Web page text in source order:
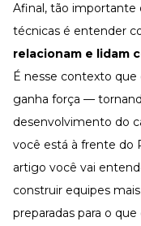
Materiais
Todos os
E-book
Aprofunde seu
Ferramentas e
Para agilizar o seu
Infográfico
Afinal, tão importante
técnicas é entender
relacionam e lidam
É nesse contexto
ganha força —
desenvolvimento do
você está à frente do
artigo você vai
construir equipes
preparadas para o